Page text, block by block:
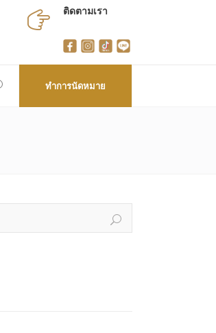
ติดตามเรา
ทำการนัดหมาย